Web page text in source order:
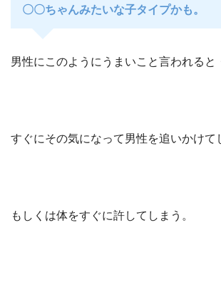
〇〇ちゃんみたいな子タイプかも。
男性にこのようにうまいこと言われると
すぐにその気になって男性を追いかけて
もしくは体をすぐに許してしまう。